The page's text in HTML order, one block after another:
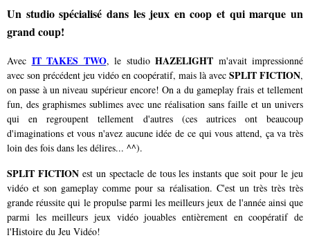
Un studio spécialisé dans les jeux en coop et qui marque un
grand coup!
Avec IT TAKES TWO, le studio HAZELIGHT m'avait impressionné
avec son précédent jeu vidéo en coopératif, mais là avec SPLIT FICTION,
on passe à un niveau supérieur encore! On a du gameplay frais et tellement
fun, des graphismes sublimes avec une réalisation sans faille et un univers
qui en regroupent tellement d'autres (ces autrices ont beaucoup
d'imaginations et vous n'avez aucune idée de ce qui vous attend, ça va très
loin des fois dans les délires... ^^).
SPLIT FICTIONest un spectacle de tous les instants que soit pour le jeu
vidéo et son gameplay comme pour sa réalisation. C'est un très très très
grande réussite qui le propulse parmi les meilleurs jeux de l'année ainsi que
parmi les meilleurs jeux vidéo jouables entièrement en coopératif de
l'Histoire du Jeu Vidéo!